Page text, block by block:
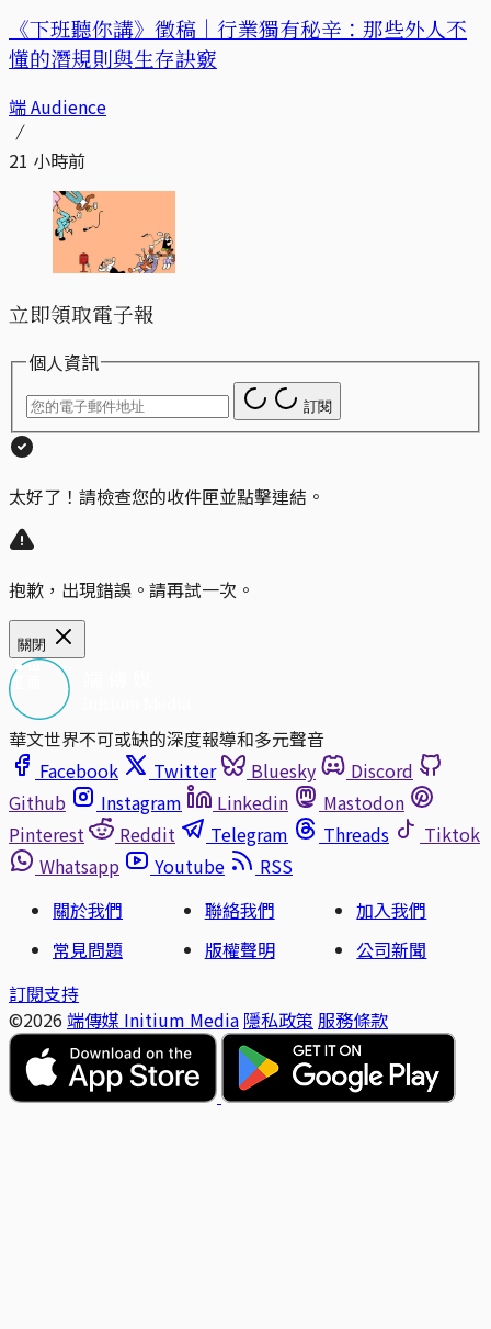
《下班聽你講》徵稿｜行業獨有秘辛：那些外人不
懂的潛規則與生存訣竅
端 Audience
21 小時前
立即領取電子報
個人資訊
訂閱
太好了！請檢查您的收件匣並點擊連結。
抱歉，出現錯誤。請再試一次。
關閉
華文世界不可或缺的深度報導和多元聲音
Facebook
Twitter Bluesky
Discord
Github
Instagram Linkedin
Mastodon
Pinterest
Reddit Telegram Threads
Tiktok
Whatsapp
Youtube
RSS
關於我們
聯絡我們
加入我們
常見問題
版權聲明
公司新聞
訂閱支持
©2026 端傳媒 Initium Media 隱私政策 服務條款